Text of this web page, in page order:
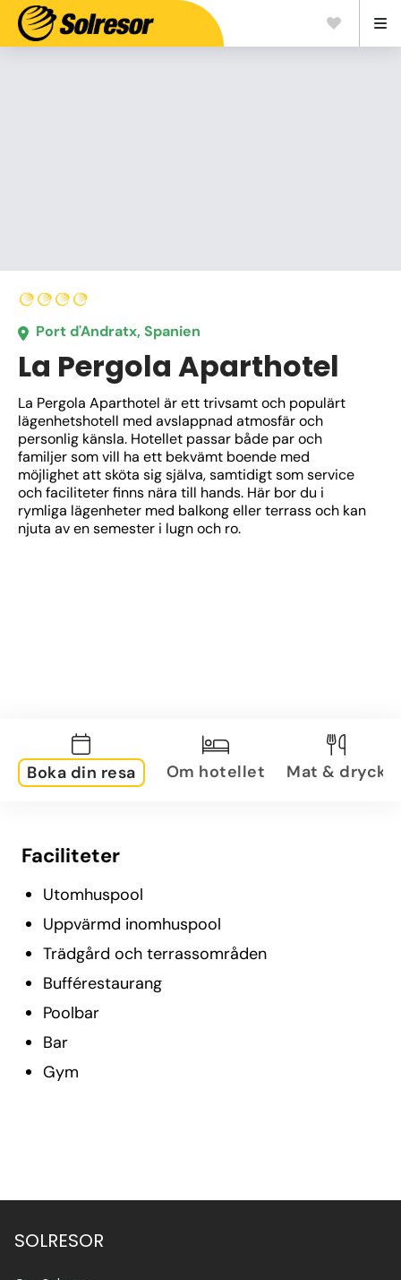
Port d'Andratx, Spanien
La Pergola Aparthotel
La Pergola Aparthotel är ett trivsamt och populärt
lägenhetshotell med avslappnad atmosfär och
personlig känsla. Hotellet passar både par och
familjer som vill ha ett bekvämt boende med
möjlighet att sköta sig själva, samtidigt som service
och faciliteter finns nära till hands. Här bor du i
rymliga lägenheter med balkong eller terrass och kan
njuta av en semester i lugn och ro.
Boka din resa Om hotellet Mat & dryck
Faciliteter
Utomhuspool
Uppvärmd inomhuspool
Trädgård och terrassområden
Bufférestaurang
Poolbar
Bar
Gym
SOLRESOR